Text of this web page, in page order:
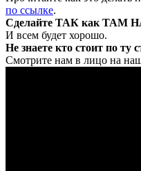
по ссылке.
Сделайте ТАК как ТАМ
И всем будет хорошо.
Не знаете кто стоит по ту
Смотрите нам в лицо на